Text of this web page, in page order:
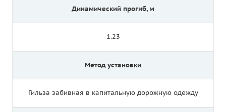
Динамический прогиб, м
1.23
Метод установки
Гильза забивная в капитальную дорожную одежду